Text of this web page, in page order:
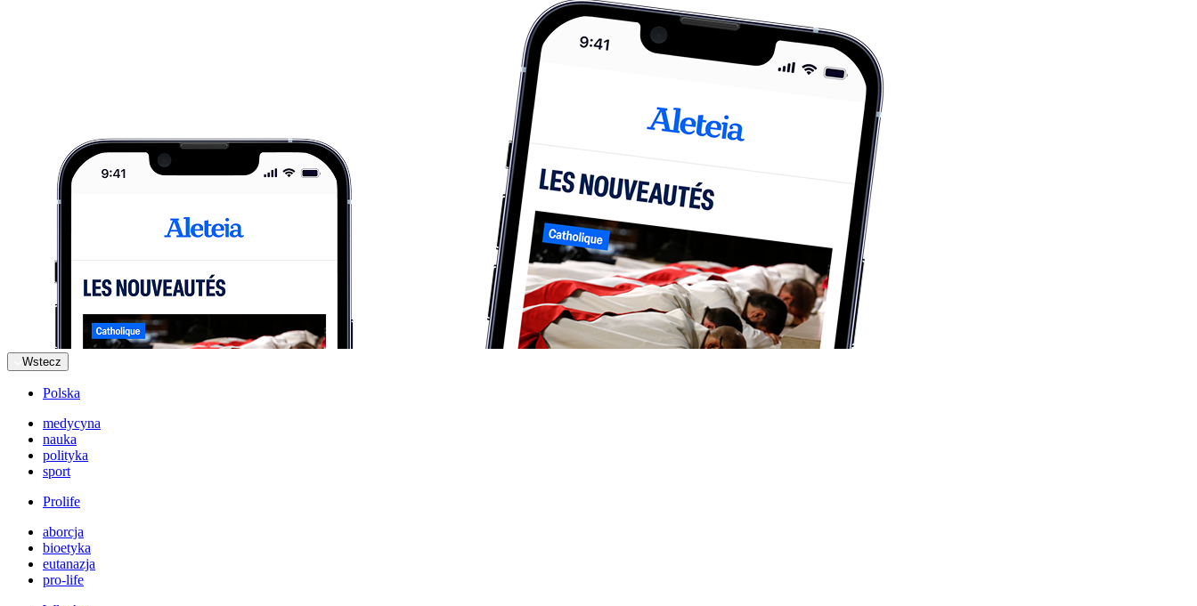
Wstecz
Polska
medycyna
nauka
polityka
sport
Prolife
aborcja
bioetyka
eutanazja
pro-life